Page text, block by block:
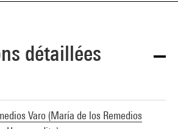
détaillées
Varo (María de los Remedios